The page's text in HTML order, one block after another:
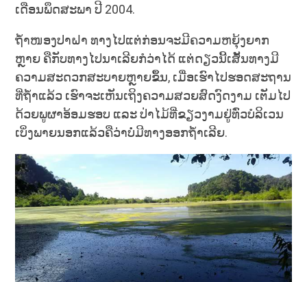
ເດືອນພຶດສະພາ ປີ 2004.
ຖ້ຳໜອງປາຝາ ທາງໄປແຕ່ກ່ອນຈະມີຄວາມຫຍຸ້ງຍາກ
ຫຼາຍ ຄືກັບທາງໄປນາເລີຍກໍວ່າໄດ້ ແຕ່ດຽວນີ້ເສັ້ນທາງມີ
ຄວາມສະດວກສະບາຍຫຼາຍຂຶ້ນ, ເມື່ອເຮົາໄປຮອດສະຖານ
ທີ່ຖ້ຳແລ້ວ ເຮົາຈະເຫັນເຖິງຄວາມສວຍສົດງົດງາມ ເຕັມໄປ
ດ້ວຍພູຜາອ້ອມຮອບ ແລະ ປ່າໄມ້ທີ່ຂຽວງາມຢູ່ທົ່ວບໍລິເວນ
ເບິ່ງພາຍນອກແລ້ວຄືວ່າບໍ່ມີທາງອອກຖ້ຳເລີຍ.